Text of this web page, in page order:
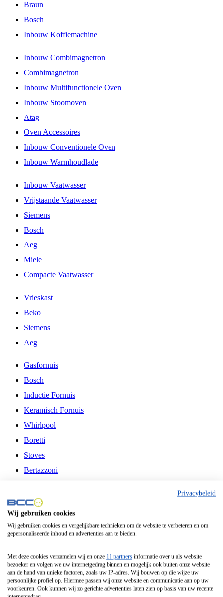
Braun
Bosch
Inbouw Koffiemachine
Inbouw Combimagnetron
Combimagnetron
Inbouw Multifunctionele Oven
Inbouw Stoomoven
Atag
Oven Accessoires
Inbouw Conventionele Oven
Inbouw Warmhoudlade
Inbouw Vaatwasser
Vrijstaande Vaatwasser
Siemens
Bosch
Aeg
Miele
Compacte Vaatwasser
Vrieskast
Beko
Siemens
Aeg
Gasfornuis
Bosch
Inductie Fornuis
Keramisch Fornuis
Whirlpool
Boretti
Stoves
Bertazzoni
Fitelli
Airfryer
Frituurpan
Contactgrill
Broodbakmachine
Broodrooster
Privacybeleid
Wij gebruiken cookies
Wij gebruiken cookies en vergelijkbare technieken om de website te verbeteren en om
gepersonaliseerde inhoud en advertenties aan te bieden.
Met deze cookies verzamelen wij en onze 11 partners informatie over u als website
bezoeker en volgen we uw internetgedrag binnen en mogelijk ook buiten onze website
aan de hand van unieke factoren, zoals uw IP-adres. Wij bouwen op die wijze uw
persoonlijke profiel op. Hiermee passen wij onze website en communicatie aan op uw
voorkeuren. Ook kunnen wij zo gerichte advertenties laten zien op basis van uw recente